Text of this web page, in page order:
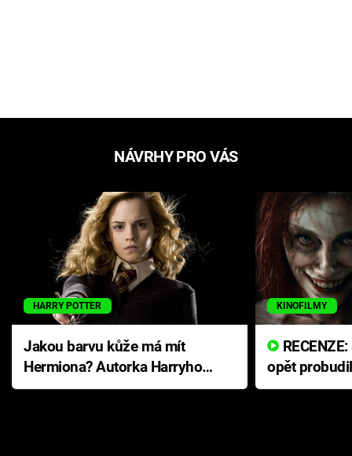
NÁVRHY PRO VÁS
HARRY POTTER
Jakou barvu kůže má mít
Hermiona? Autorka Harryho
Pottera přišla s ráznou
KINOFILMY
opět
přichází s